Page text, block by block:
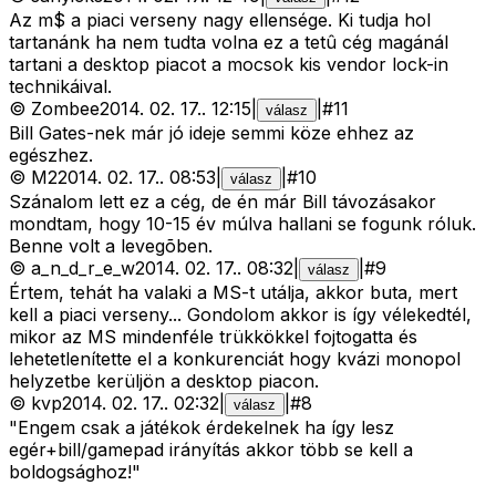
Az m$ a piaci verseny nagy ellensége. Ki tudja hol
tartanánk ha nem tudta volna ez a tetû cég magánál
tartani a desktop piacot a mocsok kis vendor lock-in
technikáival.
© Zombee2014. 02. 17.. 12:15 válasz #11
Bill Gates-nek már jó ideje semmi köze ehhez az
egészhez.
© M22014. 02. 17.. 08:53 válasz #10
Szánalom lett ez a cég, de én már Bill távozásakor
mondtam, hogy 10-15 év múlva hallani se fogunk róluk.
Benne volt a levegõben.
© a_n_d_r_e_w2014. 02. 17.. 08:32 válasz #9
Értem, tehát ha valaki a MS-t utálja, akkor buta, mert
kell a piaci verseny... Gondolom akkor is így vélekedtél,
mikor az MS mindenféle trükkökkel fojtogatta és
lehetetlenítette el a konkurenciát hogy kvázi monopol
helyzetbe kerüljön a desktop piacon.
© kvp2014. 02. 17.. 02:32 válasz #8
"Engem csak a játékok érdekelnek ha így lesz
egér+bill/gamepad irányítás akkor több se kell a
boldogsághoz!"